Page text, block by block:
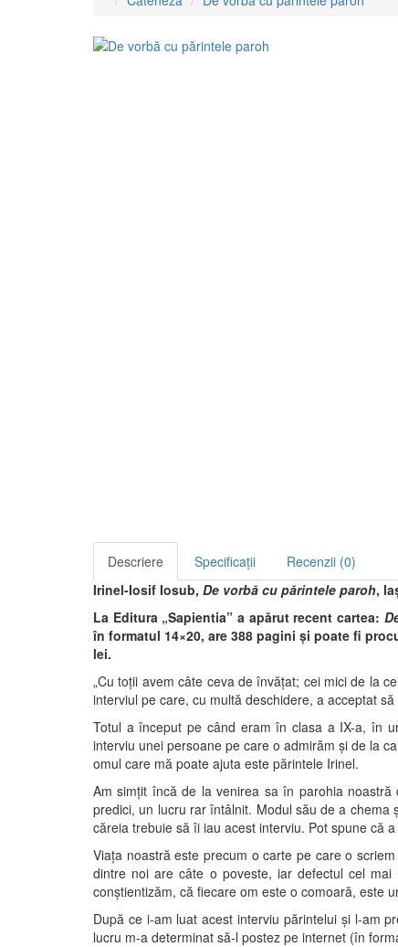
Descriere Specificații
Recenzii (0)
Irinel-Iosif Iosub, De vorbă cu părintele paroh,
La Editura „Sapientia” a apărut recent cartea:
în formatul 14×20, are 388 pagini şi poate fi
lei.
„Cu toţii avem câte ceva de învăţat; cei mici de la
interviul pe care, cu multă deschidere, a acceptat
Totul a început pe când eram în clasa a IX-a, în
interviu unei persoane pe care o admirăm şi de la
omul care mă poate ajuta este părintele Irinel.
Am simţit încă de la venirea sa în parohia
predici, un lucru rar întâlnit. Modul său de a
căreia trebuie să îi iau acest interviu. Pot spune că
Viaţa noastră este precum o carte pe care o
dintre noi are câte o poveste, iar defectul cel
conştientizăm, că fiecare om este o comoară, este
După ce i-am luat acest interviu părintelui şi l-am
lucru m-a determinat să-l postez pe internet (în